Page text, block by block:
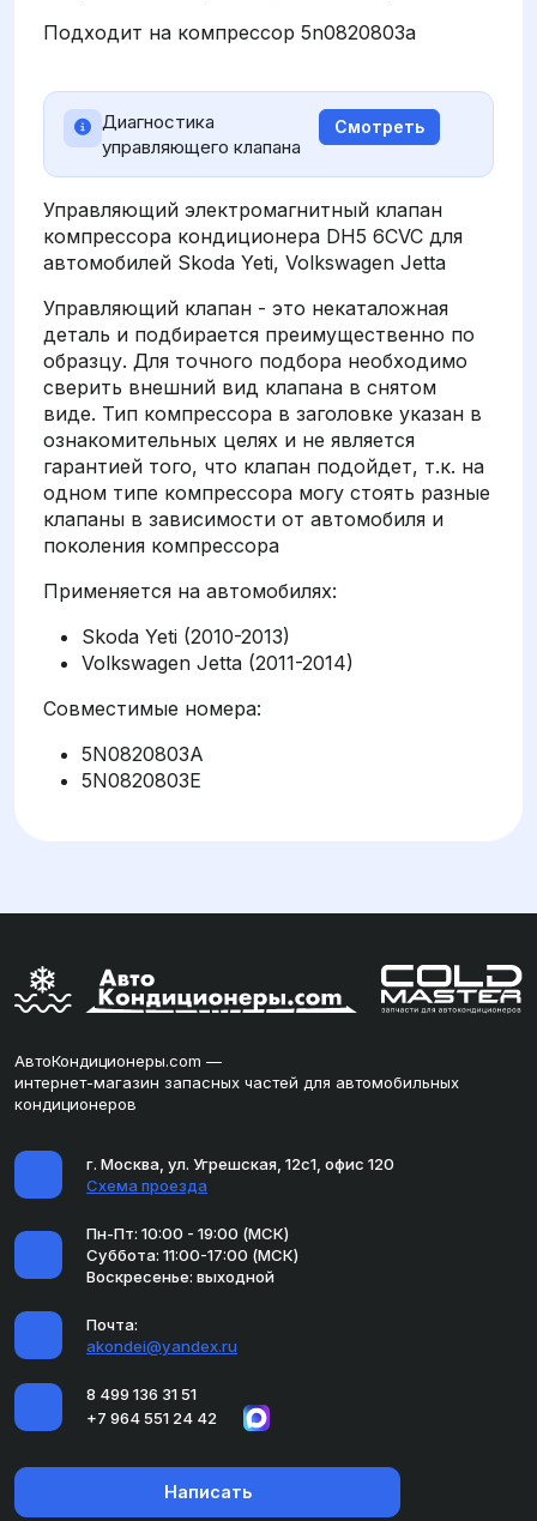
Подходит на компрессор 5n0820803a
Диагностика
управляющего клапана
Смотреть
Управляющий электромагнитный клапан
компрессора кондиционера DH5 6CVC для
автомобилей Skoda Yeti, Volkswagen Jetta
Управляющий клапан - это некаталожная
деталь и подбирается преимущественно по
образцу. Для точного подбора необходимо
сверить внешний вид клапана в снятом
виде. Тип компрессора в заголовке указан в
ознакомительных целях и не является
гарантией того, что клапан подойдет, т.к. на
одном типе компрессора могу стоять разные
клапаны в зависимости от автомобиля и
поколения компрессора
Применяется на автомобилях:
Skoda Yeti (2010-2013)
Volkswagen Jetta (2011-2014)
Совместимые номера:
5N0820803A
5N0820803E
АвтоКондиционеры.com —
интернет-магазин запасных частей для автомобильных
кондиционеров
г. Москва, ул. Угрешская, 12с1, офис 120
Схема проезда
Пн-Пт: 10:00 - 19:00 (МСК)
Суббота: 11:00-17:00 (МСК)
Воскресенье: выходной
Почта:
akondei@yandex.ru
8 499 136 31 51
+7 964 551 24 42
Написать